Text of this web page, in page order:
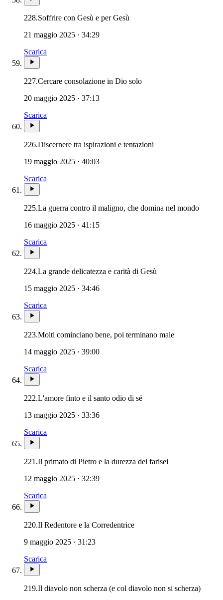
228.Soffrire con Gesù e per Gesù
21 maggio 2025 · 34:29
Scarica
227.Cercare consolazione in Dio solo
20 maggio 2025 · 37:13
Scarica
226.Discernere tra ispirazioni e tentazioni
19 maggio 2025 · 40:03
Scarica
225.La guerra contro il maligno, che domina nel mondo
16 maggio 2025 · 41:15
Scarica
224.La grande delicatezza e carità di Gesù
15 maggio 2025 · 34:46
Scarica
223.Molti cominciano bene, poi terminano male
14 maggio 2025 · 39:00
Scarica
222.L'amore finto e il santo odio di sé
13 maggio 2025 · 33:36
Scarica
221.Il primato di Pietro e la durezza dei farisei
12 maggio 2025 · 32:39
Scarica
220.Il Redentore e la Corredentrice
9 maggio 2025 · 31:23
Scarica
219.Il diavolo non scherza (e col diavolo non si scherza)